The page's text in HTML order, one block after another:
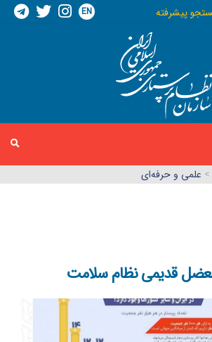
پیشرفته EN
> علمی و حرفه‌ای
معضل قدیمی نظام سلامت